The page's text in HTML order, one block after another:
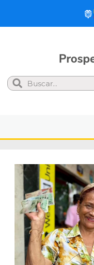
Search